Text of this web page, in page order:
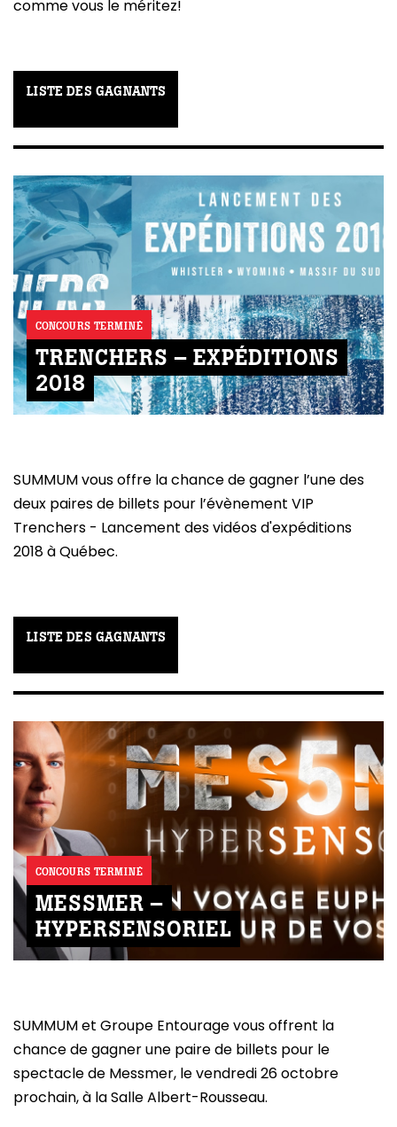
comme vous le méritez!
LISTE DES GAGNANTS
CONCOURS TERMINÉ
TRENCHERS – EXPÉDITIONS
2018
SUMMUM vous offre la chance de gagner l’une des
deux paires de billets pour l’évènement VIP
Trenchers - Lancement des vidéos d'expéditions
2018 à Québec.
LISTE DES GAGNANTS
CONCOURS TERMINÉ
MESSMER –
HYPERSENSORIEL
SUMMUM et Groupe Entourage vous offrent la
chance de gagner une paire de billets pour le
spectacle de Messmer, le vendredi 26 octobre
prochain, à la Salle Albert-Rousseau.